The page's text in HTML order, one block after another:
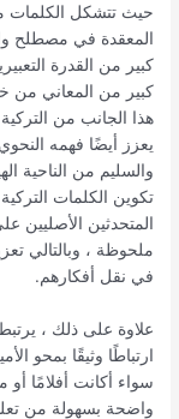
حيث تتشكل الكلمات
المعقدة في مصطلح
كبير من القدرة
كبير من المعاني من
هذا الجانب من
يعزز أيضًا فهمه
والسليم من الناحية
تكوين الكلمات
المتحدثين
ملحوظة ، وبالتالي
في نقل أفكارهم.
علاوة على ذلك ،
ارتباطًا وثيقًا بمحو
سواء أكانت أفلامًا أو
واضحة بسهولة من تعلم